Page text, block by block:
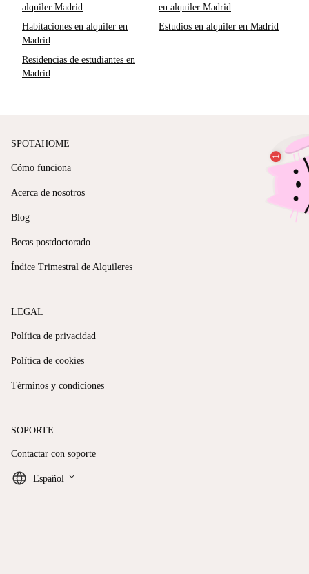
alquiler Madrid
en alquiler Madrid
Habitaciones en alquiler en
Madrid
Estudios en alquiler en Madrid
Residencias de estudiantes en
Madrid
SPOTAHOME
Cómo funciona
Acerca de nosotros
Blog
Becas postdoctorado
Índice Trimestral de Alquileres
LEGAL
Política de privacidad
Política de cookies
Términos y condiciones
SOPORTE
Contactar con soporte
Español keyboard_arrow_down